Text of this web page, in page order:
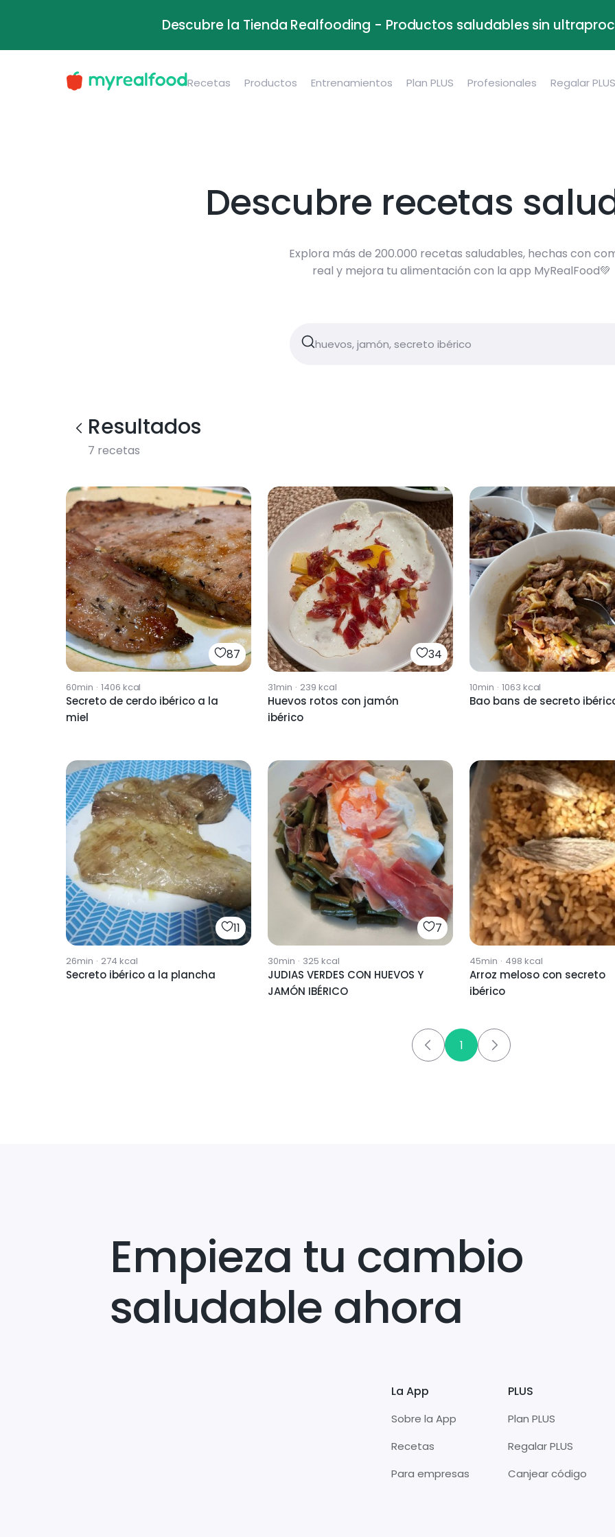
Descubre la Tienda Realfooding - Productos saludables sin
Recetas Productos Entrenamientos Plan PLUS Profesionales Regalar
Descubre recetas
Explora más de 200.000 recetas saludables, hechas con
real y mejora tu alimentación con la app MyRealFood💚
Resultados
7 recetas
87
60min · 1406 kcal
Secreto de cerdo ibérico a la
miel
34
31min · 239 kcal
Huevos rotos con jamón
ibérico
10min · 1063 kcal
Bao bans de secreto
11
26min · 274 kcal
Secreto ibérico a la plancha
7
30min · 325 kcal
JUDIAS VERDES CON HUEVOS Y
JAMÓN IBÉRICO
45min · 498 kcal
Arroz meloso con secreto
ibérico
1
Empieza tu cambio
saludable ahora
La App
Sobre la App
Recetas
Para empresas
PLUS
Plan PLUS
Regalar PLUS
Canjear código